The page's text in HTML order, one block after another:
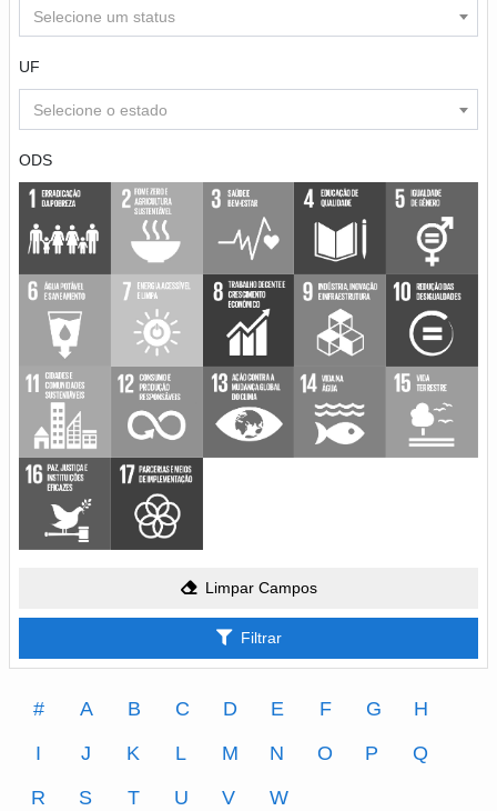
Selecione um status
UF
Selecione o estado
ODS
Limpar Campos
Filtrar
# A B C D E F G
H
I
J K L M N O P
Q
R
S T U V W